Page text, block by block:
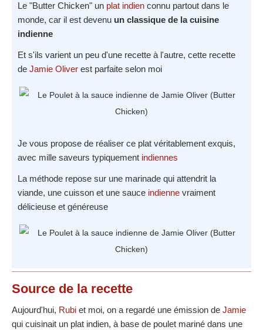
Le "Butter Chicken" un plat indien connu partout dans le
monde, car il est devenu un classique de la cuisine
indienne
Et s'ils varient un peu d'une recette à l'autre, cette recette
de Jamie Oliver est parfaite selon moi
Je vous propose de réaliser ce plat véritablement exquis,
avec mille saveurs typiquement indiennes
La méthode repose sur une marinade qui attendrit la
viande, une cuisson et une sauce indienne vraiment
délicieuse et généreuse
Source de la recette
Aujourd'hui, Rubi et moi, on a regardé une émission de Jamie
qui cuisinait un plat indien, à base de poulet mariné dans une